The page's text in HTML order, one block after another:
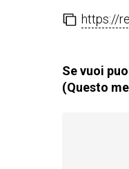
https://
Se vuoi
(Questo